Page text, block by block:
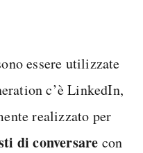
essere utilizzate
c’è LinkedIn,
realizzato per
di conversare con